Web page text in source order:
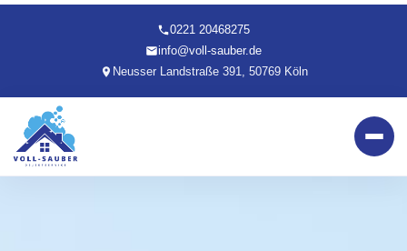
0221 20468275
info@voll-sauber.de
Neusser Landstraße 391, 50769 Köln